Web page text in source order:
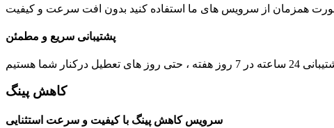
همزمان از سرویس های ما استفاده کنید بدون افت سرعت و کیفیت
پشتیبانی سریع و مطمئن
در 7 روز هفته ، حتی روز های تعطیل درکنار شما هستیم
کاهش پینگ
سرویس کاهش پینگ با کیفیت و سرعت استثنایی